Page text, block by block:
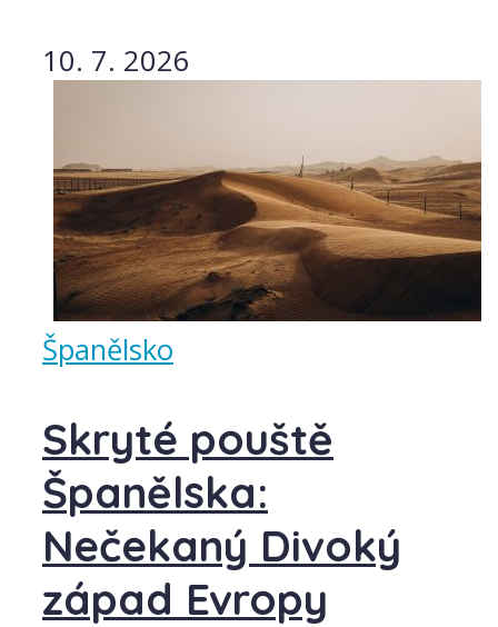
10. 7. 2026
Španělsko
Skryté pouště
Španělska:
Nečekaný Divoký
západ Evropy